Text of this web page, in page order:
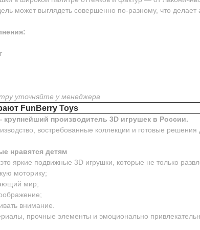
может выглядеть совершенно по-разному, что
уточняйте у менеджера
FunBerry Toys
производитель 3D игрушек в России.
востребованные коллекции и готовые
нравятся детям
яркие подвижные 3D игрушки, которые не только
моторику;
мир;
внимание.
прочные элементы и эмоционально